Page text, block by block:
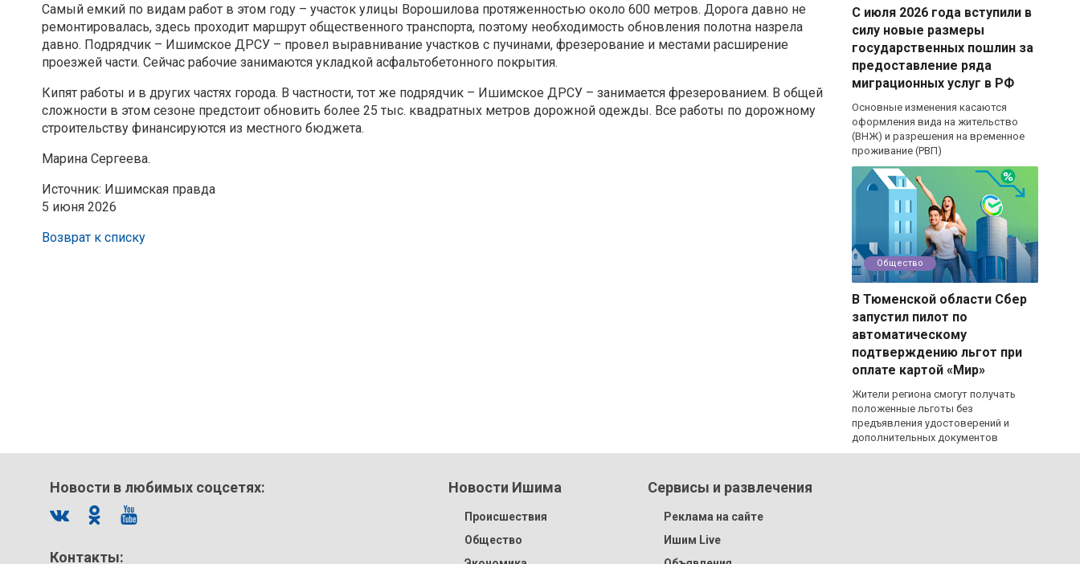
Самый емкий по видам работ в этом году – участок улицы Ворошилова протяженностью около 600 метров. Дорога давно не
ремонтировалась, здесь проходит маршрут общественного транспорта, поэтому необходимость обновления полотна назрела
давно. Подрядчик – Ишимское ДРСУ – провел выравнивание участков с пучинами, фрезерование и местами расширение
проезжей части. Сейчас рабочие занимаются укладкой асфальтобетонного покрытия.
Кипят работы и в других частях города. В частности, тот же подрядчик – Ишимское ДРСУ – занимается фрезерованием. В общей
сложности в этом сезоне предстоит обновить более 25 тыс. квадратных метров дорожной одежды. Все работы по дорожному
строительству финансируются из местного бюджета.
Марина Сергеева.
Источник: Ишимская правда
5 июня 2026
Возврат к списку
С июля 2026 года вступили в
силу новые размеры
государственных пошлин за
предоставление ряда
миграционных услуг в РФ
Основные изменения касаются
оформления вида на жительство
(ВНЖ) и разрешения на временное
проживание (РВП)
Общество
В Тюменской области Сбер
запустил пилот по
автоматическому
подтверждению льгот при
оплате картой «Мир»
Жители региона смогут получать
положенные льготы без
предъявления удостоверений и
дополнительных документов
Новости в любимых соцсетях:
Контакты:
Новости Ишима
Происшествия
Общество
Сервисы и развлечения
Реклама на сайте
Ишим Live